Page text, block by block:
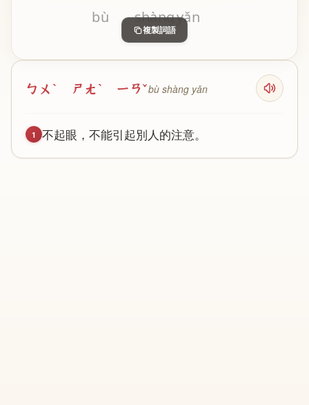
bù shàngyǎn
複製詞語
ㄅㄨˋ ㄕㄤˋ ㄧㄢˇbù shàng yǎn
1 不起眼 ， 不能引起別人的注意。